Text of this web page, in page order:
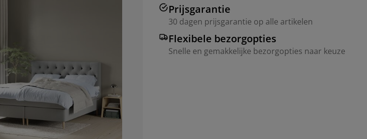
Prijsgarantie
30 dagen prijsgarantie op alle artikelen
Flexibele bezorgopties
Snelle en gemakkelijke bezorgopties naar keuze